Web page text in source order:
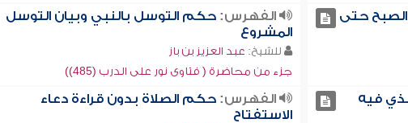
حتى
الفهرس: حكم التوسل بالنبي وبيان التوسل
المشروع
للشيخ: عبد العزيز بن باز
جزء من محاضرة ( فتاوى نور على الدرب (485))
فيه
الفهرس: حكم الصلاة بدون قراءة دعاء
الاستفتاح